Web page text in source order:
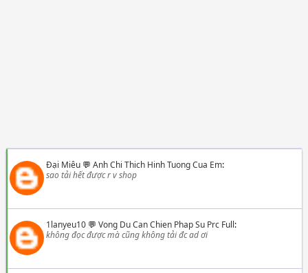
Đại Miêu💬 Anh Chi Thich Hinh Tuong Cua Em:
sao tải hết được r v shop
1lanyeu10💬 Vong Du Can Chien Phap Su Prc Full:
không đọc được mà cũng không tải đc ad ơi